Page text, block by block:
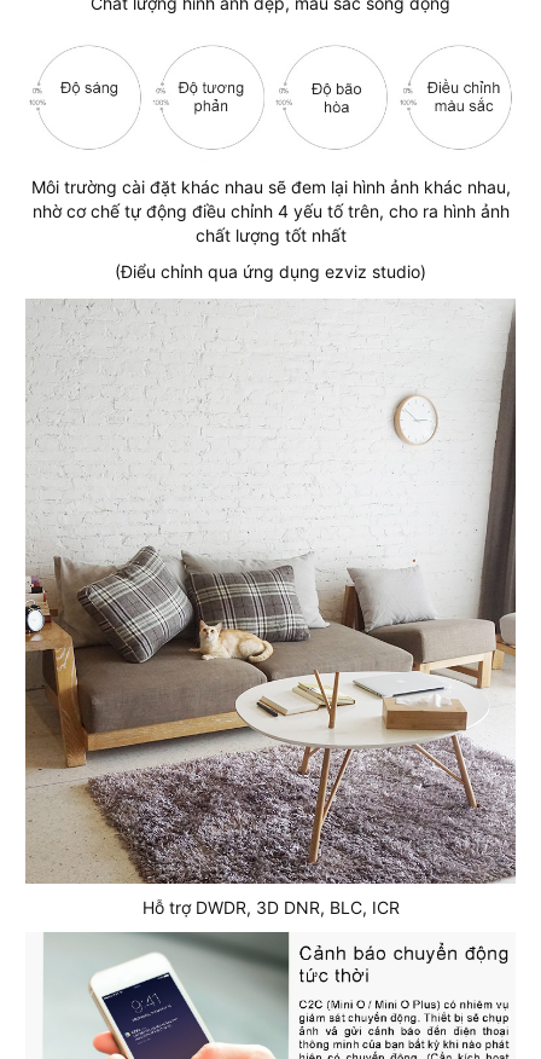
Môi trường cài đặt khác nhau sẽ đem lại hình ảnh khác nhau,
nhờ cơ chế tự động điều chỉnh 4 yếu tố trên, cho ra hình ảnh
chất lượng tốt nhất
(Điểu chỉnh qua ứng dụng ezviz studio)
Hỗ trợ DWDR, 3D DNR, BLC, ICR